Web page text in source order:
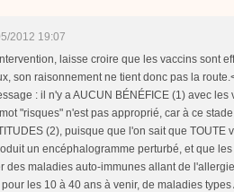
2012 19:07
laisse croire que les vaccins sont
son raisonnement ne tient donc pas la
: il n'y a AUCUN BÉNÉFICE (1) avec
"risques" n'est pas approprié, car à ce
(2), puisque que l'on sait que TOUTE
un encéphalogramme perturbé, et que
des maladies auto-immunes allant de
les 10 à 40 ans à venir, de maladies